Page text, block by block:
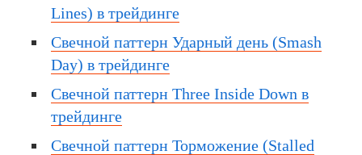
Lines) в трейдинге
Свечной паттерн Ударный день (Smash
Day) в трейдинге
Свечной паттерн Three Inside Down в
трейдинге
Свечной паттерн Торможение (Stalled